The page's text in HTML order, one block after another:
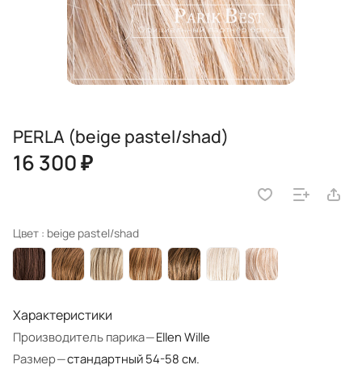
PERLA (beige pastel/shad)
16 300 ₽
Цвет : beige pastel/shad
Характеристики
Производитель парика—Ellen Wille
Размер—стандартный 54-58 см.